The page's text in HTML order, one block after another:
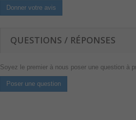
Donner votre avis
QUESTIONS / RÉPONSES
Soyez le premier à nous poser une question à
Poser une question